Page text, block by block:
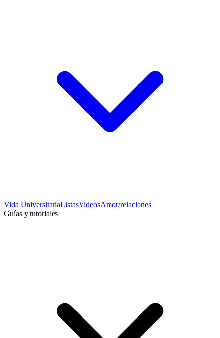
Vida UniversitariaListasVideosAmor/relaciones
Guías y tutoriales